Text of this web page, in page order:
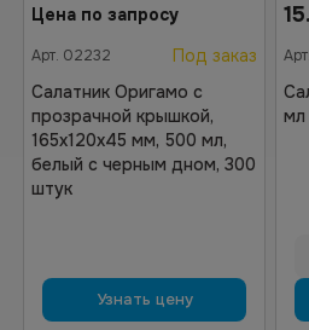
Цена по запросу
Арт. 02232
Под заказ
Салатник Оригамо с
прозрачной крышкой,
165х120х45 мм, 500 мл,
белый с черным дном, 300
штук
Узнать цену
Арт.
мл